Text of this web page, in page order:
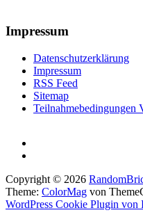
Impressum
Datenschutzerklärung
Impressum
RSS Feed
Sitemap
Teilnahmebedingungen
Copyright © 2026
Theme: ColorMag von
WordPress Cookie Plugin von